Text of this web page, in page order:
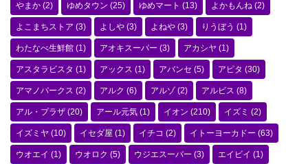
やまか (2) ゆめタウン (25) ゆめマート (13) よかもんね (2)
よこまちストア (3) よしや (3) よねや (3) りうぼう (1)
わたなべ生鮮館 (1) アオキスーパー (3) アカシヤ (1)
アスタラビスタ (1) アックス (1) アバンセ (5) アピタ (30)
アマノパークス (2) アルク (6) アルゾ(2) アルビス (8)
アル・プラザ (20) アール元気 (1) イオン (210) イズミ (2)
イズミヤ (10) イセダ屋 (1) イチコ (2) イトーヨーカドー (63)
ウオエイ (1) ウオロク (5) ウジエスーパー (3) エイビイ (1)